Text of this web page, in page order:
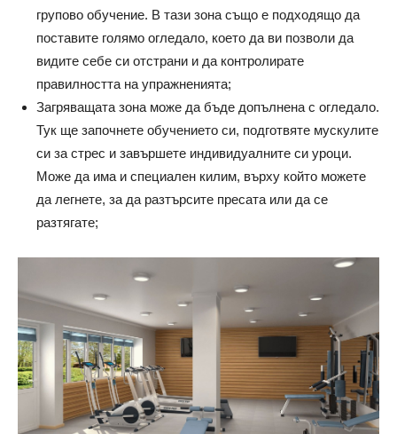
групово обучение. В тази зона също е подходящо да
поставите голямо огледало, което да ви позволи да
видите себе си отстрани и да контролирате
правилността на упражненията;
Загряващата зона може да бъде допълнена с огледало.
Тук ще започнете обучението си, подготвяте мускулите
си за стрес и завършете индивидуалните си уроци.
Може да има и специален килим, върху който можете
да легнете, за да разтърсите пресата или да се
разтягате;